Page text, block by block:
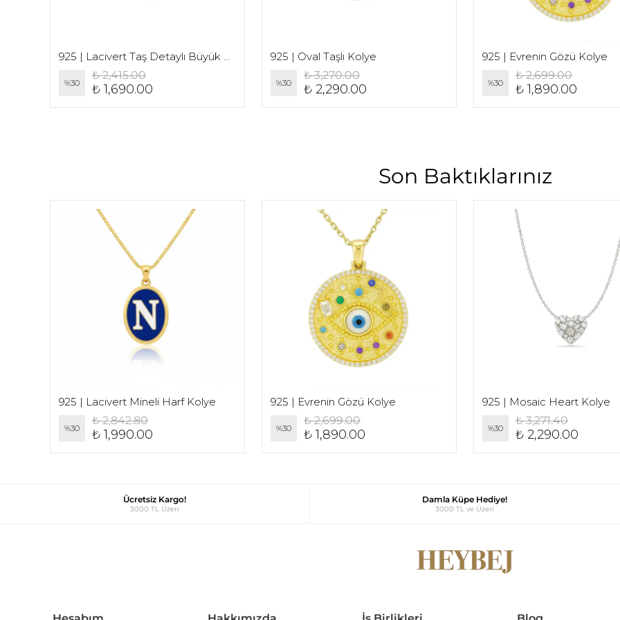
%30
₺ 2,415.00
₺ 1,690.00
925 | Oval Taşlı Kolye
%30
₺ 3,270.00
₺ 2,290.00
925 | Evrenin Gözü Kolye
%30
₺ 2,699.00
₺ 1,890.00
Son Baktıklarınız
925 | Lacivert Mineli Harf Kolye
%30
₺ 2,842.80
₺ 1,990.00
925 | Evrenin Gözü Kolye
%30
₺ 2,699.00
₺ 1,890.00
925 | Mosaic Heart Kolye
%30
₺ 3,271.40
₺ 2,290.00
Ücretsiz Kargo!
3000 TL Üzeri
Damla Küpe Hediye!
3000 TL ve Üzeri